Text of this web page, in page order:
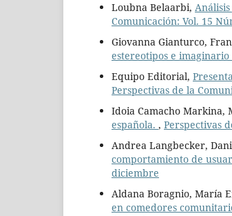
Loubna Belaarbi,
Comunicación: Vol. 15
Giovanna Gianturco,
estereotipos e imaginario
Equipo Editorial,
Perspectivas de la
Idoia Camacho Markina,
española. , Perspectivas
Andrea Langbecker,
comportamiento de
diciembre
Aldana Boragnio, María
en comedores